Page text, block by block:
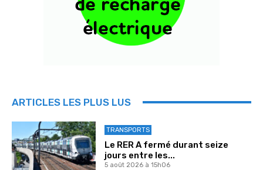
ARTICLES LES PLUS LUS
TRANSPORTS
Le RER A fermé durant seize
jours entre les...
5 août 2026 à 15h06